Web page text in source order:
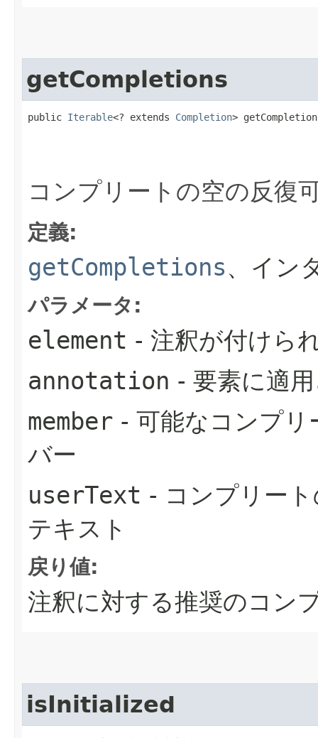
getCompletions
public Iterable<? extends Completion>
コンプリートの空の反復
定義:
getCompletions、イン
パラメータ:
element - 注釈が付けら
annotation - 要素に適
member - 可能なコンプ
バー
userText - コンプリー
テキスト
戻り値:
注釈に対する推奨のコン
isInitialized